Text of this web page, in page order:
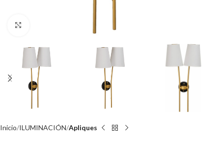
Inicio ILUMINACIÓN Apliques